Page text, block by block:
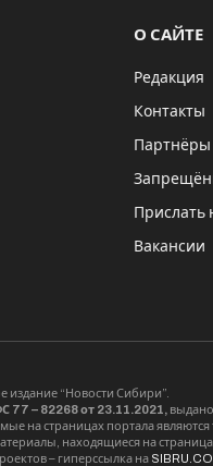
О САЙТЕ
Редакция
Контакты
Партнёры
Прислать
Вакансии
издание “Новости Сибири”.
77 – 82268 от 23.11.2021,
на страницах портала являются
находящиеся на
– гиперссылка на